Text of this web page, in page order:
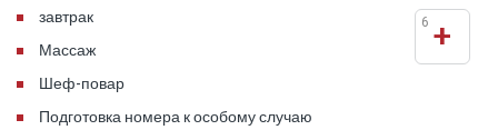
завтрак
Массаж
Шеф-повар
Подготовка номера к особому случаю
+
6